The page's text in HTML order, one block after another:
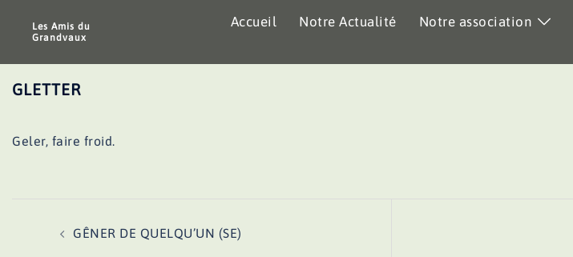
Les Amis du
Grandvaux
Accueil Notre Actualité Notre association
GLETTER
Geler, faire froid.
GÊNER DE QUELQU’UN (SE)